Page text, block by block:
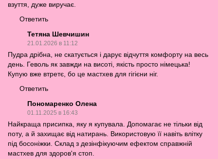
взуття, дуже виручає.
Ответить
Тетяна Шевчишин
21.01.2026 в 11:12
Пудра дрібна, не скатується і дарує відчуття комфорту на весь
день. Геволь як завжди на висоті, якість просто німецька!
Купую вже втретє, бо це мастхев для гігієни ніг.
Ответить
Пономаренко Олена
01.11.2025 в 16:43
Найкраща присипка, яку я купувала. Допомагає не тільки від
поту, а й захищає від натирань. Використовую її навіть влітку
під босоніжки. Склад з дезінфікуючим ефектом справжній
мастхев для здоров'я стоп.